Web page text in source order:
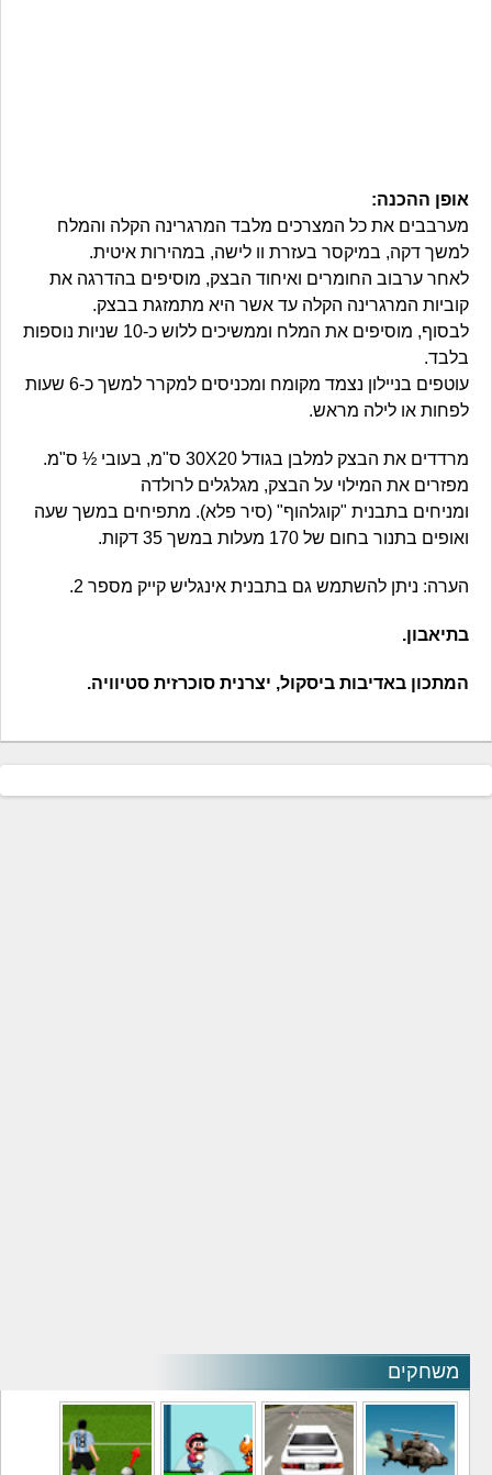
משחקים
אופן ההכנה:
מערבבים את כל המצרכים מלבד המרגרינה הקלה והמלח
למשך דקה, במיקסר בעזרת וו לישה, במהירות איטית.
לאחר ערבוב החומרים ואיחוד הבצק, מוסיפים בהדרגה את
קוביות המרגרינה הקלה עד אשר היא מתמזגת בבצק.
לבסוף, מוסיפים את המלח וממשיכים ללוש כ-10 שניות נוספות
בלבד.
עוטפים בניילון נצמד מקומח ומכניסים למקרר למשך כ-6 שעות
לפחות או לילה מראש.
מרדדים את הבצק למלבן בגודל 30X20 ס"מ, בעובי ½ ס"מ.
מפזרים את המילוי על הבצק, מגלגלים לרולדה
ומניחים בתבנית "קוגלהוף" (סיר פלא). מתפיחים במשך שעה
ואופים בתנור בחום של 170 מעלות במשך 35 דקות.
הערה: ניתן להשתמש גם בתבנית אינגליש קייק מספר 2.
בתיאבון.
המתכון באדיבות ביסקול, יצרנית סוכרזית סטיוויה.